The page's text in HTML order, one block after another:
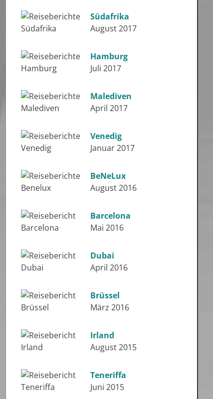
Südafrika
August 2017
Hamburg
Juli 2017
Malediven
April 2017
Venedig
Januar 2017
BeNeLux
August 2016
Barcelona
Mai 2016
Dubai
April 2016
Brüssel
März 2016
Irland
August 2015
Teneriffa
Juni 2015